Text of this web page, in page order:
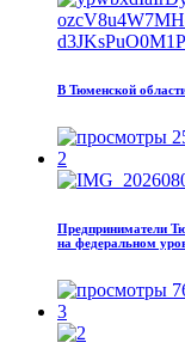
В Тюменской
2
Предприниматели
на федеральном
3